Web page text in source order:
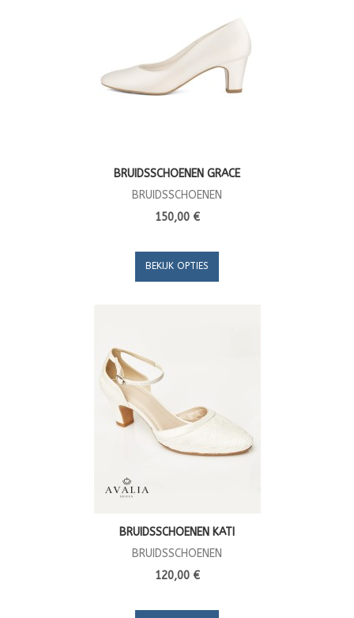
BRUIDSSCHOENEN GRACE
BRUIDSSCHOENEN
150,00 €
BEKIJK OPTIES
BRUIDSSCHOENEN KATI
BRUIDSSCHOENEN
120,00 €